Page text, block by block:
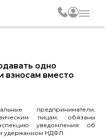
одно
вместо
предприниматели,
лицам, обязаны
уведомления об
и удержанном НДФЛ.